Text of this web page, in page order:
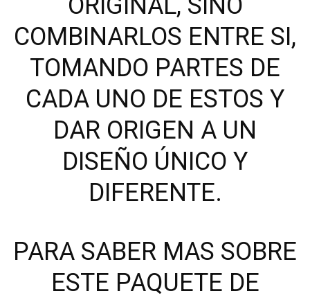
COMBINARLOS ENTRE SI,
TOMANDO PARTES DE
CADA UNO DE ESTOS Y
DAR ORIGEN A UN
DISEÑO ÚNICO Y
DIFERENTE.
PARA SABER MAS SOBRE
ESTE PAQUETE DE